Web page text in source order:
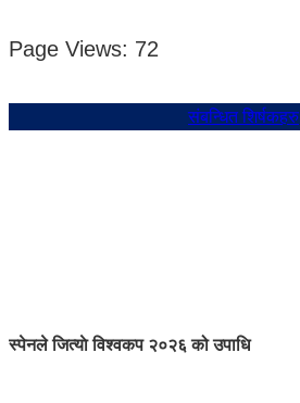
Page Views: 72
संबन्धित शिर्षकहरु
स्पेनले जित्याे विश्वकप २०२६ को उपाधि